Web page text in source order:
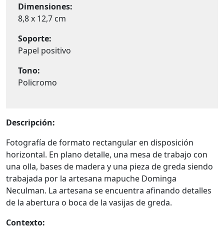
Dimensiones:
8,8 x 12,7 cm
Soporte:
Papel positivo
Tono:
Policromo
Descripción:
Fotografía de formato rectangular en disposición
horizontal. En plano detalle, una mesa de trabajo con
una olla, bases de madera y una pieza de greda siendo
trabajada por la artesana mapuche Dominga
Neculman. La artesana se encuentra afinando detalles
de la abertura o boca de la vasijas de greda.
Contexto: